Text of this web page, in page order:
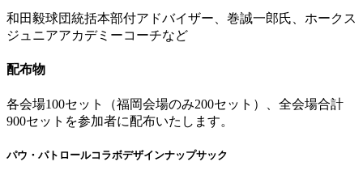
和田毅球団統括本部付アドバイザー、巻誠一郎氏、ホークス
ジュニアアカデミーコーチなど
配布物
各会場100セット（福岡会場のみ200セット）、全会場合計
900セットを参加者に配布いたします。
パウ・パトロールコラボデザインナップサック